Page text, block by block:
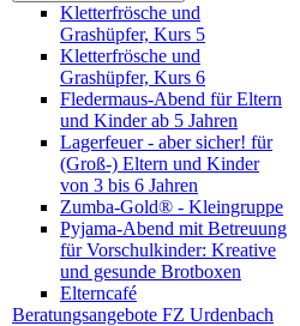
Kletterfrösche und
Grashüpfer, Kurs 5
Kletterfrösche und
Grashüpfer, Kurs 6
Fledermaus-Abend für Eltern
und Kinder ab 5 Jahren
Lagerfeuer - aber sicher! für
(Groß-) Eltern und Kinder
von 3 bis 6 Jahren
Zumba-Gold® - Kleingruppe
Pyjama-Abend mit Betreuung
für Vorschulkinder: Kreative
und gesunde Brotboxen
Elterncafé
Beratungsangebote FZ Urdenbach